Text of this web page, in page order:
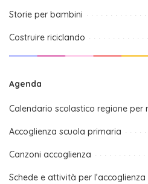
Storie per bambini
Costruire riciclando
Agenda
Calendario scolastico regione per
Accoglienza scuola primaria
Canzoni accoglienza
Schede e attività per